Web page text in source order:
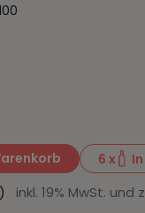
6 x
inkl. 19% MwSt. und